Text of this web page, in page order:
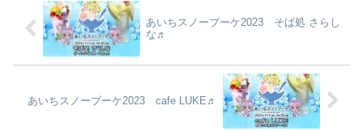
あいちスノーブーケ2023 そば処 さらし
な♬
あいちスノーブーケ2023 cafe LUKE♬